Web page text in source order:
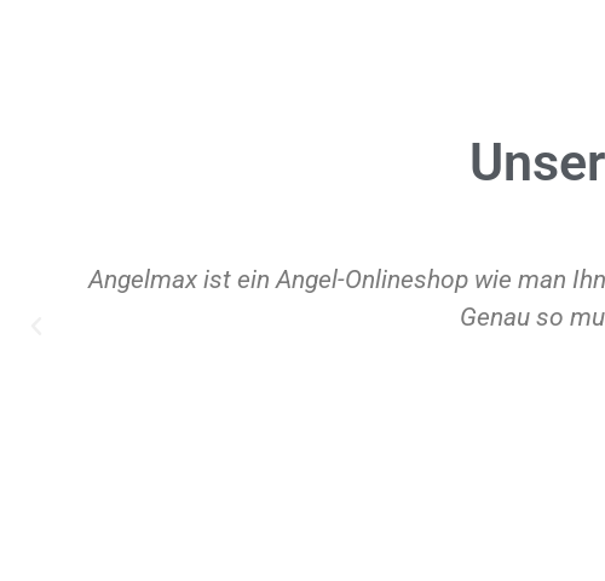
Angelmax ist ein Angel-Onlineshop wie man
Genau so